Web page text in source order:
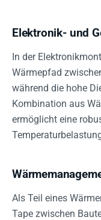
Elektronik- und
In der
Wärmepfad
während die hohe
Kombination aus
ermöglicht eine
Als Teil eines
Tape zwischen